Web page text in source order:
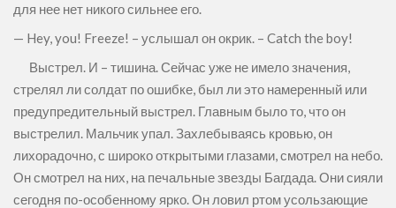
для нее нет никого сильнее его.
— Hey, you! Freeze! – услышал он окрик. – Catch the boy!
Выстрел. И – тишина. Сейчас уже не имело значения,
стрелял ли солдат по ошибке, был ли это намеренный или
предупредительный выстрел. Главным было то, что он
выстрелил. Мальчик упал. Захлебываясь кровью, он
лихорадочно, с широко открытыми глазами, смотрел на небо.
Он смотрел на них, на печальные звезды Багдада. Они сияли
сегодня по-особенному ярко. Он ловил ртом усользающие